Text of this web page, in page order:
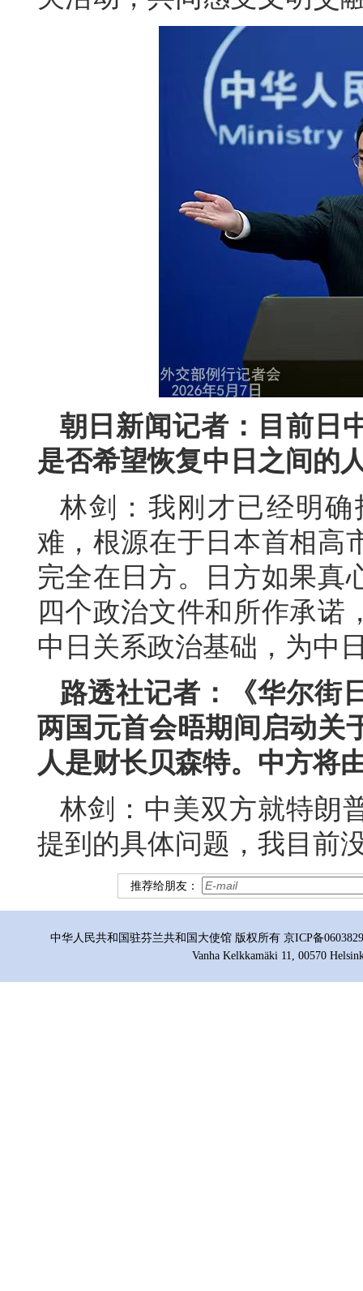
朝日新闻记者：目前日
是否希望恢复中日之间的
林剑：我刚才已经明
难，根源在于日本首相高
完全在日方。日方如果真
四个政治文件和所作承诺
中日关系政治基础，为中
路透社记者：《华尔街
两国元首会晤期间启动关
人是财长贝森特。中方将
林剑：中美双方就特朗
提到的具体问题，我目前
推荐给朋友：
中华人民共和国驻芬兰共和国大使馆 版权所有 京ICP备
Vanha Kelkkamäki 11, 00570